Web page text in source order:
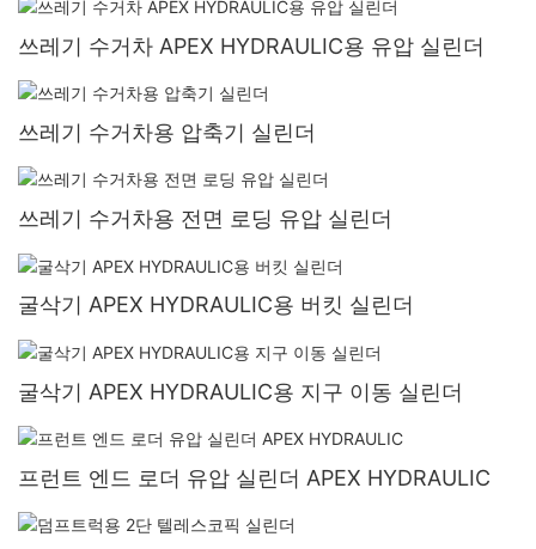
쓰레기 수거차 APEX HYDRAULIC용 유압 실린더
쓰레기 수거차용 압축기 실린더
쓰레기 수거차용 전면 로딩 유압 실린더
굴삭기 APEX HYDRAULIC용 버킷 실린더
굴삭기 APEX HYDRAULIC용 지구 이동 실린더
프런트 엔드 로더 유압 실린더 APEX HYDRAULIC